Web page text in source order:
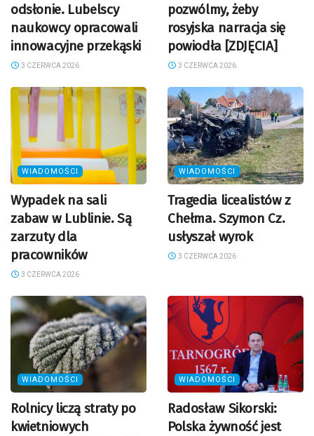
odsłonie. Lubelscy
naukowcy opracowali
innowacyjne przekąski
3 CZERWCA 2026
pozwólmy, żeby
rosyjska narracja się
powiodła [ZDJĘCIA]
3 CZERWCA 2026
WIADOMOŚCI
Wypadek na sali
zabaw w Lublinie. Są
zarzuty dla
pracowników
3 CZERWCA 2026
WIADOMOŚCI
Tragedia licealistów z
Chełma. Szymon Cz.
usłyszał wyrok
3 CZERWCA 2026
WIADOMOŚCI
Rolnicy liczą straty po
kwietniowych
WIADOMOŚCI
Radosław Sikorski:
Polska żywność jest